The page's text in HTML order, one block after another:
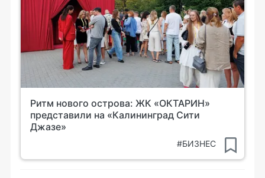
Ритм нового острова: ЖК «ОКТАРИН»
представили на «Калининград Сити
Джазе»
#БИЗНЕС